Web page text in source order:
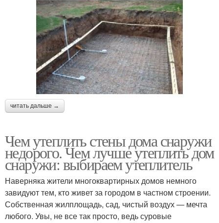
читать дальше →
Чем утеплить стены дома снаружи
недорого. Чем лучше утеплить дом
снаружи: выбираем утеплитель
Наверняка жители многоквартирных домов немного
завидуют тем, кто живет за городом в частном строении.
Собственная жилплощадь, сад, чистый воздух — мечта
любого. Увы, не все так просто, ведь суровые